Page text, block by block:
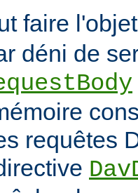
faire
déni de
requêtes